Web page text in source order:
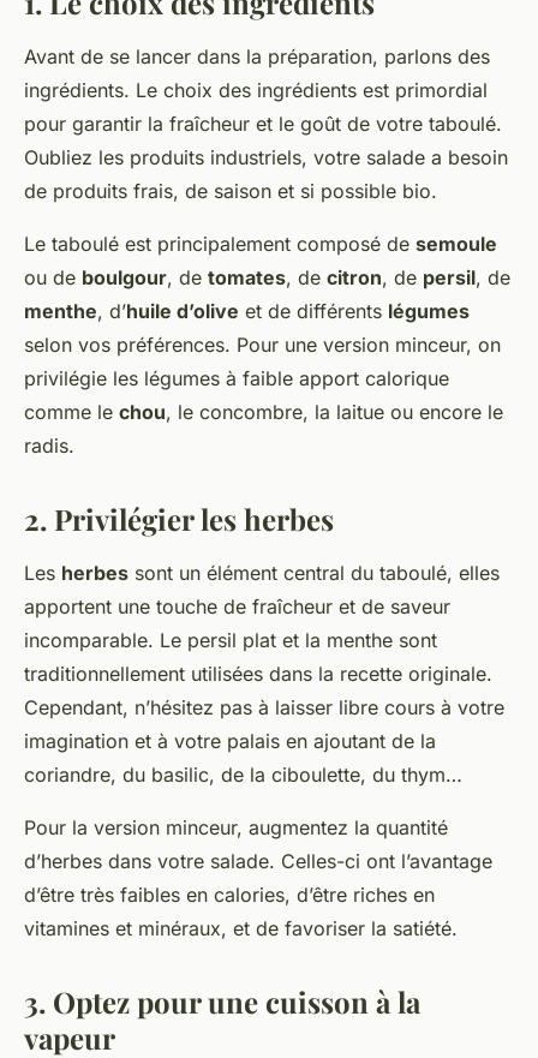
Avant de se lancer dans la préparation, parlons des
ingrédients. Le choix des ingrédients est primordial
pour garantir la fraîcheur et le goût de votre taboulé.
Oubliez les produits industriels, votre salade a besoin
de produits frais, de saison et si possible bio.
Le taboulé est principalement composé de semoule
ou de boulgour, de tomates, de citron, de persil, de
menthe, d’huile d’olive et de différents légumes
selon vos préférences. Pour une version minceur, on
privilégie les légumes à faible apport calorique
comme le chou, le concombre, la laitue ou encore le
radis.
2. Privilégier les herbes
Les herbes sont un élément central du taboulé, elles
apportent une touche de fraîcheur et de saveur
incomparable. Le persil plat et la menthe sont
traditionnellement utilisées dans la recette originale.
Cependant, n’hésitez pas à laisser libre cours à votre
imagination et à votre palais en ajoutant de la
coriandre, du basilic, de la ciboulette, du thym…
Pour la version minceur, augmentez la quantité
d’herbes dans votre salade. Celles-ci ont l’avantage
d’être très faibles en calories, d’être riches en
vitamines et minéraux, et de favoriser la satiété.
3. Optez pour une cuisson à la
vapeur